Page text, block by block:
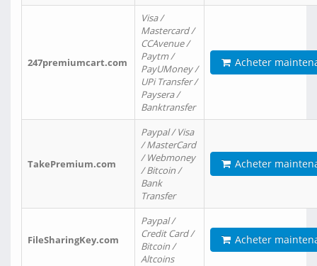
247premiumcart.com
Visa /
Mastercard /
CCAvenue /
Paytm /
PayUMoney /
UPi Transfer /
Paysera /
Banktransfer
Acheter
TakePremium.com
Paypal / Visa
/ MasterCard
/ Webmoney
/ Bitcoin /
Bank
Transfer
Acheter
FileSharingKey.com
Paypal /
Credit Card /
Bitcoin /
Altcoins
Acheter